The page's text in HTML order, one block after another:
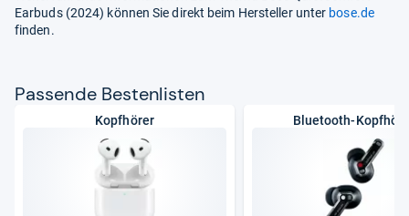
Earbuds (2024) können Sie direkt beim Hersteller unter bose.de
finden.
Pas­sende Bes­ten­lis­ten
Kopfhörer Bluetooth-